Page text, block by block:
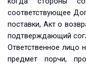
соответствующее
поставки, Акт о
подтверждающий
Ответственное лицо
предмет порчи,